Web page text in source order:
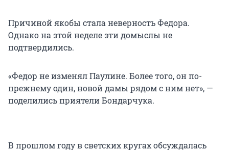
Причиной якобы стала неверность Федора.
Однако на этой неделе эти домыслы не
подтвердились.
«Федор не изменял Паулине. Более того, он по-
прежнему один, новой дамы рядом с ним нет», —
поделились приятели Бондарчука.
В прошлом году в светских кругах обсуждалась